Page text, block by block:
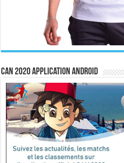
CAN 2020 Application Android